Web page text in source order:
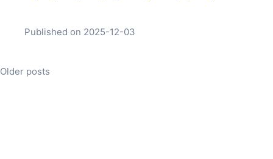
Published on 2025-12-03
Older posts